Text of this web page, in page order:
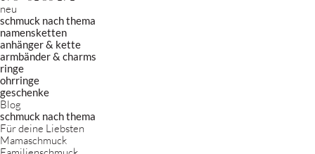
neu
schmuck nach thema
namensketten
anhänger & kette
armbänder & charms
ringe
ohrringe
geschenke
Blog
schmuck nach thema
Für deine Liebsten
Mamaschmuck